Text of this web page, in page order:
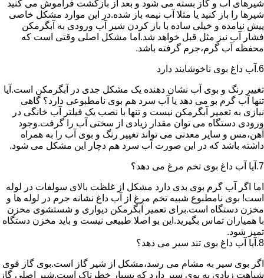
شیرهای آب و گاز بسته می شود و بعد از بازگشت فراموش می کنید
شیرها را باز کنید یا مثلا آب نیمه باز شده.در این موارد مشکل خاصی
پیش نیامده و خیلی ساده با باز کردن شیر آب ورودی به آبگرمکن
فشار آب نیز مثل قبل خواهد شد.اما مشکل اصلی وقتی است که
محفظه آب گرم،جرم گرفته باشد.
6.آب داغ بوی ناخوشایند دارد
تغییر رنگ و بوی آب نشان دهنده یک مشکل جدی در آبگرمکن است.آیا
تنها آب گرم بو می دهد یا آب سرد هم بوی نامطبوعی دارد؟ گاهی
نیازی به تعمیر آبگرمکن نیست و تنها با نصب یک فیلتر آب خانگی در
ورودی دستگاه می توان مقدار زیادی از سختی آب را گرفت.وجود
آهن،مس و سایر معدنی می تواند تغییر رنگ و بوی آب را به همراه
داشته باشد که در این صورت آب سرد هم دچار این مشکل می شود.
7.آیا آب داغ بوی تخم مرغ می دهد؟
اما اگر آب گرم بوی بدی دارد مشکل از غلظت بالای سولفات در لوله
است! بوی نامطبوع شبیه تخم مرغ از آب داغ نشانه جرم در لوله ها و
مخزن دستگاه است.برای تعمیر آبگرمکن دیواری و شستشوی مخزن
با همیاران تماس بگیرید.این بو اصلا طبیعی نیست و باید مخزن دستگاه
تمیز شود.
8.آیا آب داغ بوی تند سیر می دهد؟
اگر بوی سیر به مشام می رسد،مشکل از شیر گاز است.بوی گاز قوی
شباهت زیادی به بوی سیر دارد که بسیار خطرناک است.شیر اصلی گاز